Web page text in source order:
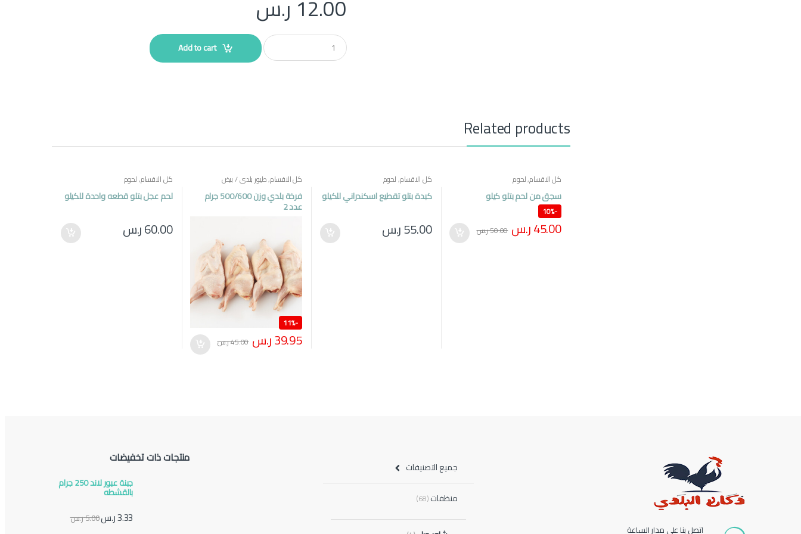
12.00 ر.س
Q
u
a
Add to cart
Related products
كل الاقسام,لحوم
سجق من لحم بتلو كيلو
-
10%
45.00ر.س 50.00ر.س
كل الاقسام,لحوم
كبدة بتلو تقطيع اسكندراني للكيلو
55.00ر.س
كل الاقسام,طيور بلدي / بيض
فرخة بلدي وزن 500/600 جرام
عدد 2
-
11%
39.95ر.س 45.00ر.س
كل الاقسام,لحوم
لحم عجل بتلو قطعه واحدة للكيلو
60.00ر.س
اتصل بنا على مدار الساعة
جميع التصنيفات
منظفات(68)
منتجات ذات تخفيضات
جبنة عبور لاند 250 جرام
بالقشطه
3.33ر.س5.00ر.س